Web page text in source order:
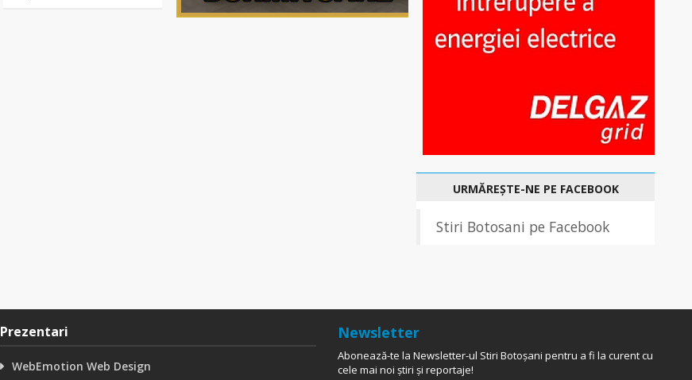
URMĂREȘTE-NE PE FACEBOOK
Stiri Botosani pe Facebook
Prezentari
WebEmotion Web Design
Newsletter
Abonează-te la Newsletter-ul Stiri Botoșani pentru a fi la curent cu
cele mai noi știri și reportaje!